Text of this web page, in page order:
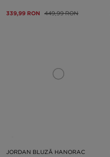
339,99 RON 449,99 RON
JORDAN BLUZĂ HANORAC